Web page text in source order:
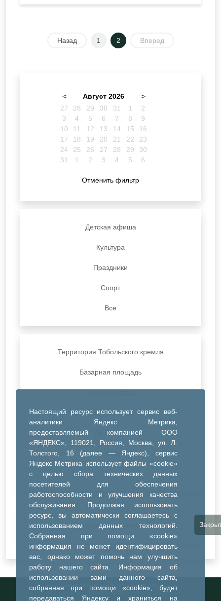
Настоящий ресурс использует сервис веб-
аналитики Яндекс Метрика,
предоставляемый компанией ООО
«ЯНДЕКС», 119021, Россия, Москва, ул. Л.
Толстого, 16 (далее — Яндекс), сервис
Яндекс Метрика использует файлы «cookie»
с целью сбора технических данных
посетителей для обеспечения
работоспособности и улучшения качества
обслуживания. Продолжая использовать
ресурс, вы автоматически соглашаетесь с
использованием данных технологий.
Собранная при помощи «cookie»
информация не может идентифицировать
вас, однако может помочь нам улучшить
работу нашего сайта. Информация об
использовании вами данного сайта,
собранная при помощи «cookie», будет
передаваться Яндексу и храниться на
Назад 1 2 Вперед
< Август 2026 >
27 28 29 30 31 1
2
3
4 5 6 7 8
9
10
11 12 13 14 15
16
17
18 19 20 21 22
23
24
25 26 27 28 29
30
31
1 2 3 4 5 6
Отменить фильтр
Детская афиша
Культура
Праздники
Спорт
Все
Территория Тобольского кремля
Базарная площадь
ДК Синтез
ДК Речник
ДК Водник
Иное
Очистить все фильтры
Информационный портал города
Тобольска